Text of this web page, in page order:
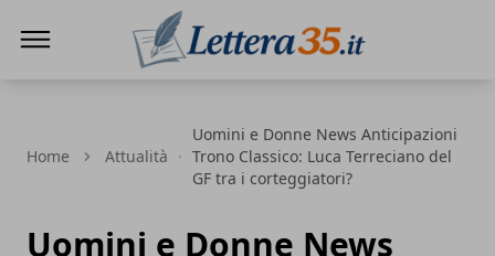
Home Attualità
Uomini e Donne News Anticipazioni
Trono Classico: Luca Terreciano del
GF tra i corteggiatori?
Uomini e Donne News